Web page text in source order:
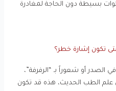
بسيطة دون الحاجة لمغادرة
الصدر أو شعوراً بـ “الرفرفة”،
علم الطب الحديث، هذه قد تكون